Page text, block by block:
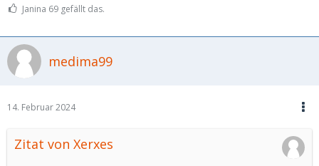
Janina 69 gefällt das.
medima99
14. Februar 2024
Zitat von Xerxes